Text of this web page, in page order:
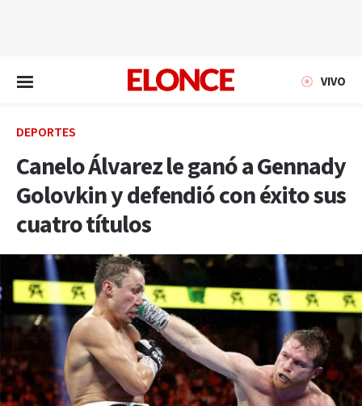
VIVO
DEPORTES
Canelo Álvarez le ganó a Gennady
Golovkin y defendió con éxito sus
cuatro títulos